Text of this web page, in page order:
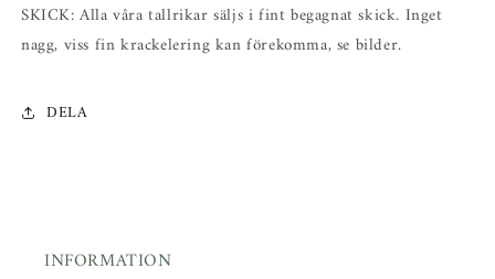
SKICK: Alla våra tallrikar säljs i fint begagnat skick. Inget
nagg, viss fin krackelering kan förekomma, se bilder.
DELA
INFORMATION